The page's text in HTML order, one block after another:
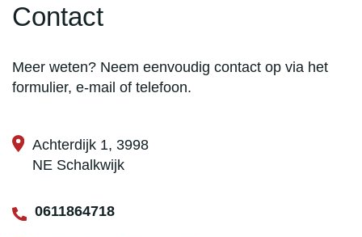
Contact
Meer weten? Neem eenvoudig contact op via het
formulier, e-mail of telefoon.
Achterdijk 1, 3998
NE Schalkwijk
0611864718